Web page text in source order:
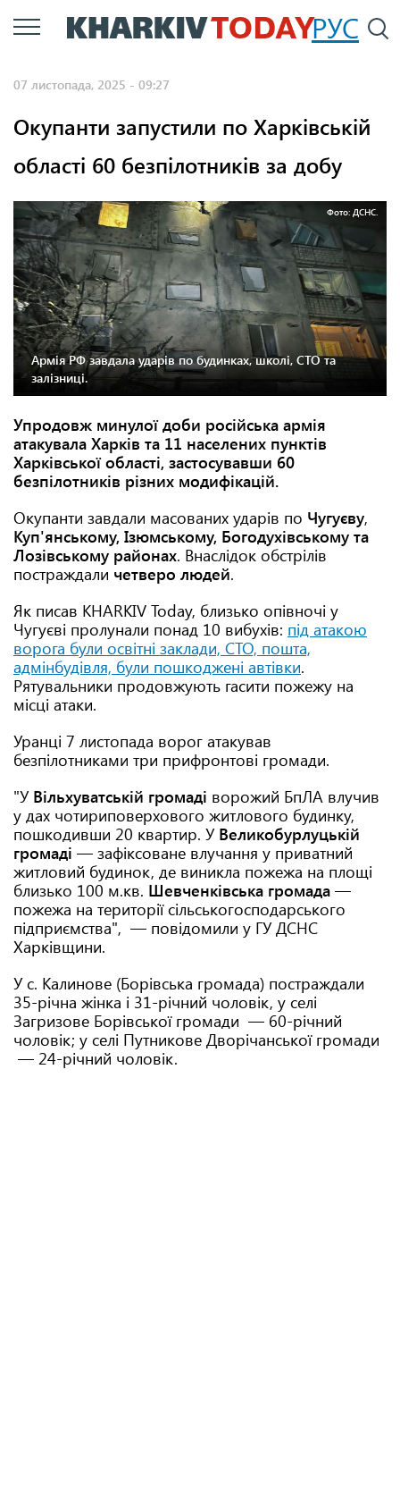
Перейти
до
РУС
07 листопада, 2025 - 09:27
Окупанти запустили по Харківській
області 60 безпілотників за добу
Фото: ДСНС.
Армія РФ завдала ударів по будинках, школі, СТО та
залізниці.
Упродовж минулої доби російська армія
атакувала Харків та 11 населених пунктів
Харківської області, застосувавши 60
безпілотників різних модифікацій.
Окупанти завдали масованих ударів по Чугуєву,
Куп'янському, Ізюмському, Богодухівському та
Лозівському районах. Внаслідок обстрілів
постраждали четверо людей.
Як писав KHARKIV Today, близько опівночі у
Чугуєві пролунали понад 10 вибухів: під атакою
ворога були освітні заклади, СТО, пошта,
адмінбудівля, були пошкоджені автівки.
Рятувальники продовжують гасити пожежу на
місці атаки.
Уранці 7 листопада ворог атакував
безпілотниками три прифронтові громади.
"У Вільхуватській громаді ворожий БпЛА влучив
у дах чотириповерхового житлового будинку,
пошкодивши 20 квартир. У Великобурлуцькій
громаді — зафіксоване влучання у приватний
житловий будинок, де виникла пожежа на площі
близько 100 м.кв. Шевченківська громада —
пожежа на території сільськогосподарського
підприємства", — повідомили у ГУ ДСНС
Харківщини.
У с. Калинове (Борівська громада) постраждали
35-річна жінка і 31-річний чоловік, у селі
Загризове Борівської громади — 60-річний
чоловік; у селі Путникове Дворічанської громади
— 24-річний чоловік.